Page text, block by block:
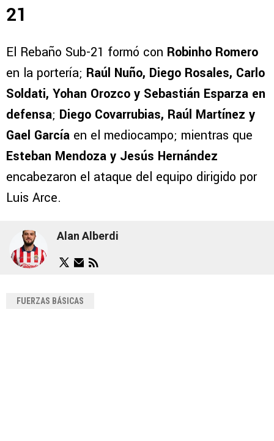
21
El Rebaño Sub-21 formó con Robinho Romero
en la portería; Raúl Nuño, Diego Rosales, Carlo
Soldati, Yohan Orozco y Sebastián Esparza en
defensa; Diego Covarrubias, Raúl Martínez y
Gael García en el mediocampo; mientras que
Esteban Mendoza y Jesús Hernández
encabezaron el ataque del equipo dirigido por
Luis Arce.
Alan Alberdi
FUERZAS BÁSICAS